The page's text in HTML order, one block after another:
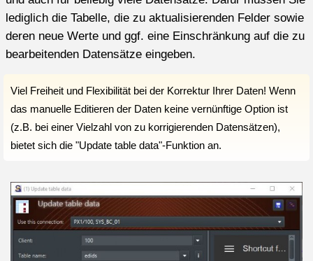
lediglich die Tabelle, die zu aktualisierenden Felder sowie
deren neue Werte und ggf. eine Einschränkung auf die zu
bearbeitenden Datensätze eingeben.
Viel Freiheit und Flexibilität bei der Korrektur Ihrer Daten! Wenn
das manuelle Editieren der Daten keine vernünftige Option ist
(z.B. bei einer Vielzahl von zu korrigierenden Datensätzen),
bietet sich die "Update table data"-Funktion an.